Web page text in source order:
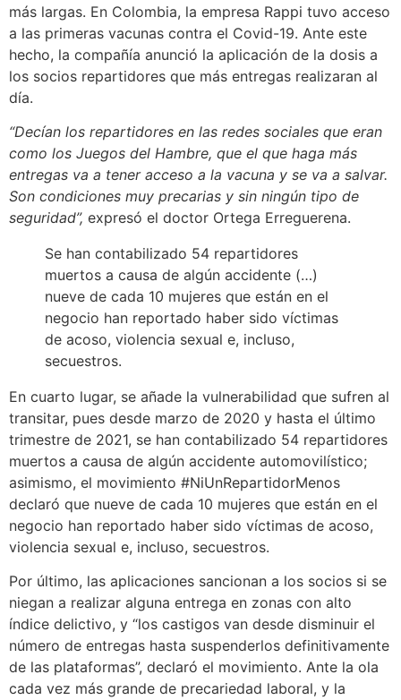
más largas. En Colombia, la empresa Rappi tuvo acceso
a las primeras vacunas contra el Covid-19. Ante este
hecho, la compañía anunció la aplicación de la dosis a
los socios repartidores que más entregas realizaran al
día.
“Decían los repartidores en las redes sociales que eran
como los Juegos del Hambre, que el que haga más
entregas va a tener acceso a la vacuna y se va a salvar.
Son condiciones muy precarias y sin ningún tipo de
seguridad”, expresó el doctor Ortega Erreguerena.
Se han contabilizado 54 repartidores
muertos a causa de algún accidente (…)
nueve de cada 10 mujeres que están en el
negocio han reportado haber sido víctimas
de acoso, violencia sexual e, incluso,
secuestros.
En cuarto lugar, se añade la vulnerabilidad que sufren al
transitar, pues desde marzo de 2020 y hasta el último
trimestre de 2021, se han contabilizado 54 repartidores
muertos a causa de algún accidente automovilístico;
asimismo, el movimiento #NiUnRepartidorMenos
declaró que nueve de cada 10 mujeres que están en el
negocio han reportado haber sido víctimas de acoso,
violencia sexual e, incluso, secuestros.
Por último, las aplicaciones sancionan a los socios si se
niegan a realizar alguna entrega en zonas con alto
índice delictivo, y “los castigos van desde disminuir el
número de entregas hasta suspenderlos definitivamente
de las plataformas”, declaró el movimiento. Ante la ola
cada vez más grande de precariedad laboral, y la